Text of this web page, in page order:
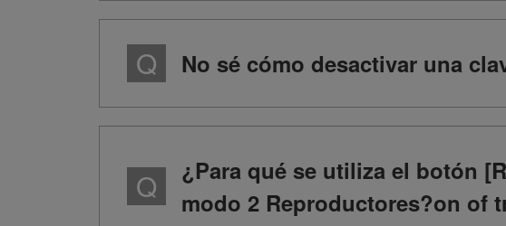
No sé cómo desactivar una
¿Para qué se utiliza el botón
modo 2 Reproductores?on of